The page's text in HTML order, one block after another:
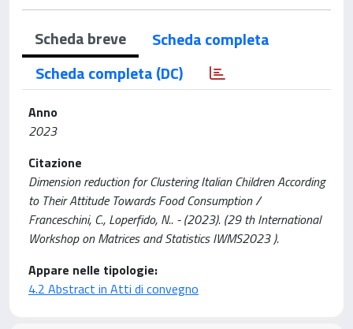
Scheda breve
Scheda completa
Scheda completa (DC)
Anno
2023
Citazione
Dimension reduction for Clustering Italian Children According
to Their Attitude Towards Food Consumption /
Franceschini, C., Loperfido, N.. - (2023). (29 th International
Workshop on Matrices and Statistics IWMS2023 ).
Appare nelle tipologie:
4.2 Abstract in Atti di convegno